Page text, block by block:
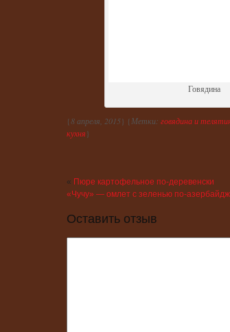
Говядина
{8 апреля, 2015} {Метки: говядина и
кухня}
« Пюре картофельное по-деревенски
«Чучу» — омлет с зеленью по-
Оставить отзыв